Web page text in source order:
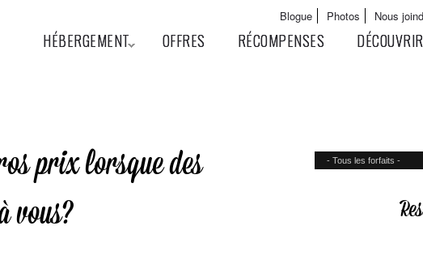
principal
Blogue Photos Nous
HÉBERGEMENT OFFRES RÉCOMPENSES
prix lorsque des
vous?